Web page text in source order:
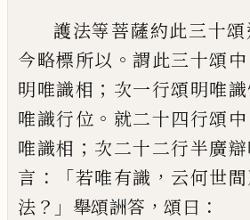
護法等菩薩約此三十頌
今略標所以 。謂此三十頌中
明唯識相 ； 次一行頌明唯識
唯識行位 。 就二十四行頌中
唯識相 ； 次二十二行半廣
言 ：「若唯有識 ， 云何世
法 ？」 舉頌詶答 ， 頌曰 ：